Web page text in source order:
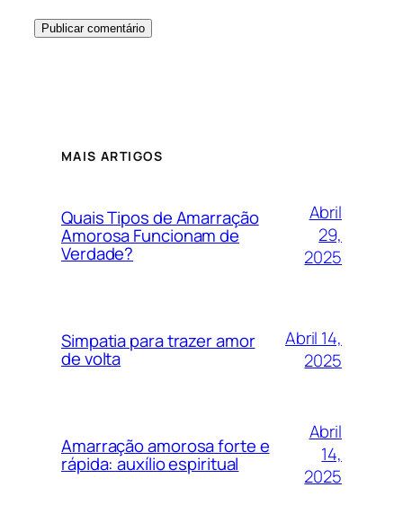
MAIS ARTIGOS
Quais Tipos de Amarração
Amorosa Funcionam de
Verdade?
Abril
29,
2025
Simpatia para trazer amor
de volta
Abril 14,
2025
Amarração amorosa forte e
rápida: auxílio espiritual
Abril
14,
2025